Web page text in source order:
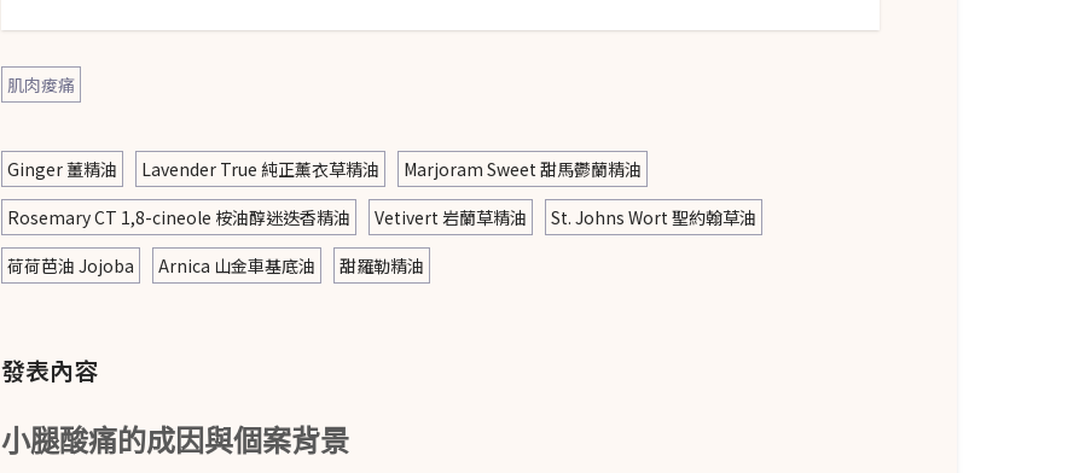
肌肉痠痛
Ginger 薑精油 Lavender True 純正薰衣草精油
Marjoram Sweet 甜馬鬱蘭精油
Rosemary CT 1,8-cineole 桉油醇迷迭香精油
Vetivert 岩蘭草精油
St. Johns Wort 聖約翰草油
荷荷芭油 Jojoba
Arnica 山金車基底油 甜羅勒精油
發表內容
小腿酸痛的成因與個案背景